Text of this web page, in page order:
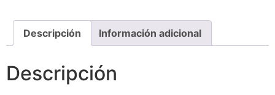
Descripción Información adicional
Descripción